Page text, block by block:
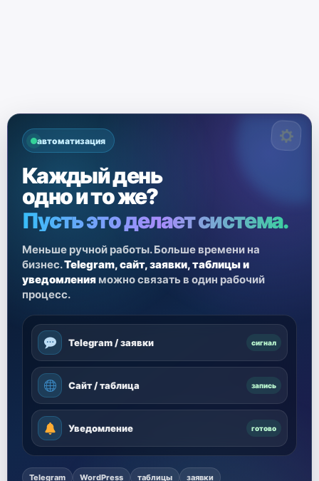
автоматизация
Каждый день
одно и то же?
Пусть это делает система.
Меньше ручной работы. Больше времени на
бизнес.Telegram, сайт, заявки, таблицы и
уведомления можно связать в один рабочий
процесс.
Telegram / заявки сигнал
Сайт / таблица запись
Уведомление готово
Telegram WordPress таблицы заявки